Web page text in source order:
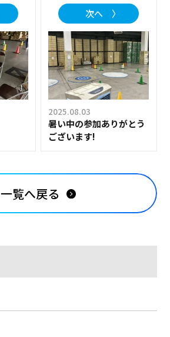
次へ 〉
2025.08.03
暑い中の参加ありがとう
ございます!
一覧へ戻る